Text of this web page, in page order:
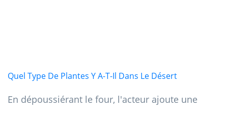
Quel Type De Plantes Y A-T-Il Dans Le Désert
En dépoussiérant le four, l'acteur ajoute une